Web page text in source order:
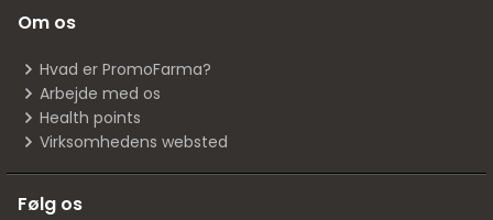
Om os
Hvad er PromoFarma?
Arbejde med os
Health points
Virksomhedens websted
Følg os